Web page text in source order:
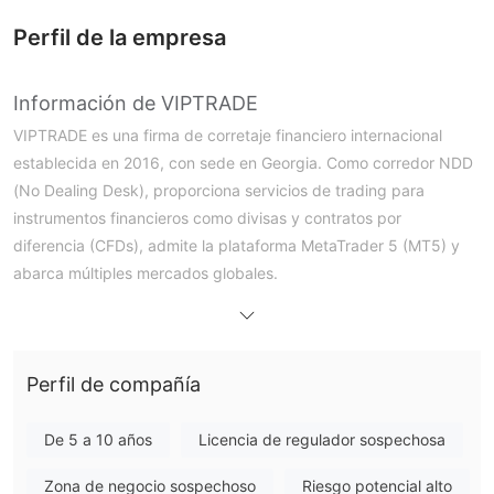
Perfil de la empresa
Información de VIPTRADE
VIPTRADE es una firma de corretaje financiero internacional
establecida en 2016, con sede en Georgia. Como corredor NDD
(No Dealing Desk), proporciona servicios de trading para
instrumentos financieros como divisas y contratos por
diferencia (CFDs), admite la plataforma MetaTrader 5 (MT5) y
abarca múltiples mercados globales.
¿Es VIPTRADE legítimo?
matriz, LLC TRADE HOLDING, obtuvo una licencia del Banco
licencia formal.
¿Qué puedo negociar en VIPTRADE?
Perfil de compañía
De 5 a 10 años Licencia de regulador sospechosa
Zona de negocio sospechoso Riesgo potencial alto